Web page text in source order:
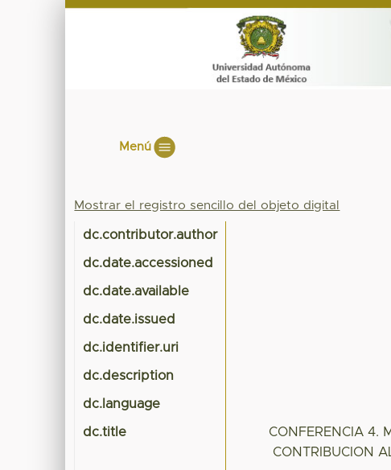
Menú
Mostrar el registro sencillo del objeto digital
dc.contributor.author
dc.date.accessioned
dc.date.available
dc.date.issued
dc.identifier.uri
dc.description
dc.language
dc.title
CONFERENCIA 4.
CONTRIBUCION